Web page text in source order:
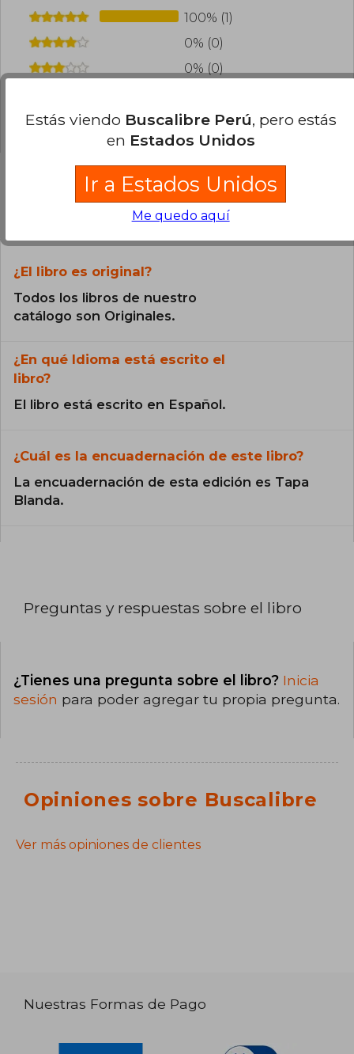
100% (1)
0% (0)
0% (0)
0% (0)
Preguntas frecuentes sobre el libro
¿El libro es original?
Todos los libros de nuestro
catálogo son Originales.
¿En qué Idioma está escrito el
libro?
El libro está escrito en Español.
¿Cuál es la encuadernación de este libro?
La encuadernación de esta edición es Tapa
Blanda.
Preguntas y respuestas sobre el libro
¿Tienes una pregunta sobre el libro? Inicia
sesión para poder agregar tu propia pregunta.
Opiniones sobre Buscalibre
Ver más opiniones de clientes
Nuestras Formas de Pago
Estás viendo Buscalibre Perú, pero estás
en Estados Unidos
Ir a Estados Unidos
Me quedo aquí